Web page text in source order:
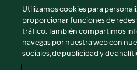
Términos de uso
Política de privacidad
Aviso legal
Información legal
Utilizamos cookies para
proporcionar funciones de redes
tráfico. También compartimos
navegas por nuestra web con
sociales, de publicidad y de